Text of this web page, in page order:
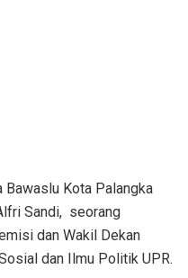
Bawaslu Kota Palangka
Sandi, seorang
dan Wakil Dekan
dan Ilmu Politik UPR.